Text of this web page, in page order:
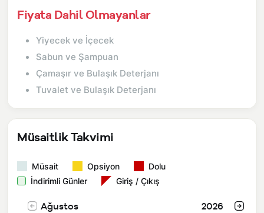
Fiyata Dahil Olmayanlar
Yiyecek ve İçecek
Sabun ve Şampuan
Çamaşır ve Bulaşık Deterjanı
Tuvalet ve Bulaşık Deterjanı
Müsaitlik Takvimi
Müsait Opsiyon
Dolu
İndirimli Günler
Giriş / Çıkış
Ağustos 2026